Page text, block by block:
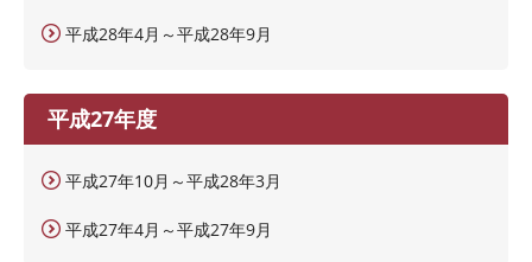
平成28年4月～平成28年9月
平成27年度
平成27年10月～平成28年3月
平成27年4月～平成27年9月